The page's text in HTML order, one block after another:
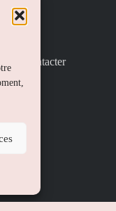
À propos
Nous contacter